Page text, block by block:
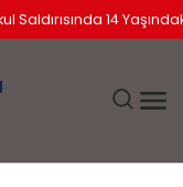
Saldırısında 14